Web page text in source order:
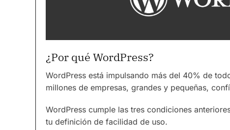
¿Por qué WordPress?
WordPress está impulsando más del 40% de
millones de empresas, grandes y pequeñas,
WordPress cumple las tres condiciones
tu definición de facilidad de uso.